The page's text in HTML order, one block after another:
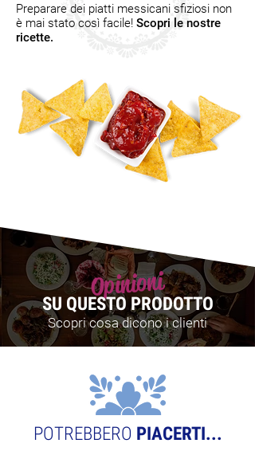
Preparare dei piatti messicani sfiziosi non
è mai stato così facile! Scopri le nostre
ricette.
Opinioni
SU QUESTO PRODOTTO
Scopri cosa dicono i clienti
POTREBBERO PIACERTI...